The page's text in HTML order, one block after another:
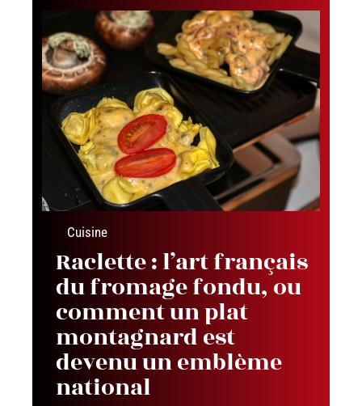
Cuisine
Raclette : l’art français
du fromage fondu, ou
comment un plat
montagnard est
devenu un emblème
national